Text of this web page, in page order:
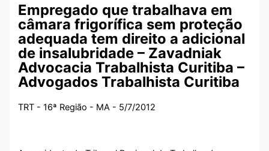
Empregado que trabalhava em
câmara frigorífica sem proteção
adequada tem direito a adicional
de insalubridade – Zavadniak
Advocacia Trabalhista Curitiba –
Advogados Trabalhista Curitiba
TRT - 16ª Região - MA - 5/7/2012